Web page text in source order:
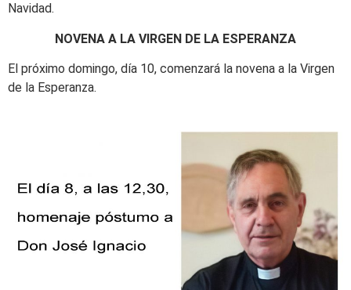
Navidad.
NOVENA A LA VIRGEN DE LA ESPERANZA
El próximo domingo, día 10, comenzará la novena a la Virgen
de la Esperanza.